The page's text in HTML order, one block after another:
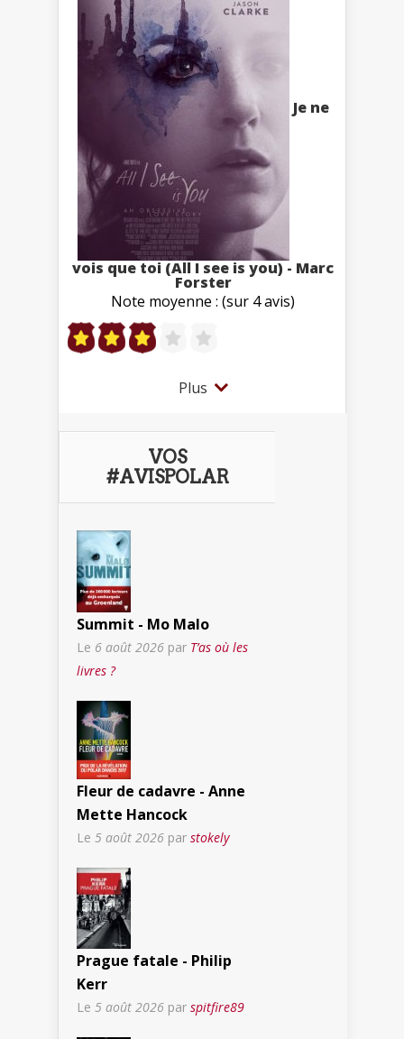
Je ne
vois que toi (All I see is you) - Marc
Forster
Note moyenne : (sur 4 avis)
Plus
VOS
#AVISPOLAR
Summit - Mo Malo
Le 6 août 2026 par T’as où les
livres ?
Fleur de cadavre - Anne
Mette Hancock
Le 5 août 2026 par stokely
Prague fatale - Philip
Kerr
Le 5 août 2026 par spitfire89